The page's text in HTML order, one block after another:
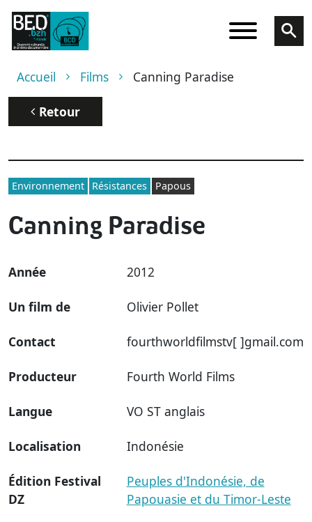
Aller au contenu principal
Fil d'Ariane
Accueil Films Canning Paradise
Retour
Environnement Résistances Papous
Canning Paradise
Année 2012
Un film de Olivier Pollet
Contact fourthworldfilmstv[ ]gmail.com
Producteur Fourth World Films
Langue VO ST anglais
Localisation Indonésie
Édition Festival
DZ
Peuples d'Indonésie, de
Papouasie et du Timor-Leste